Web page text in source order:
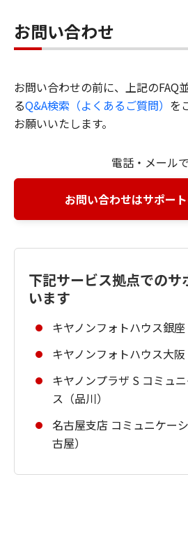
お問い合わせ
お問い合わせの前に、上記のFAQ
るQ&A検索（よくあるご質問） を
お願いいたします。
電話・メール
お問い合わせはサポー
下記サービス拠点でのサ
います
キヤノンフォトハウス銀座
キヤノンフォトハウス大阪
キヤノンプラザ S コミュ
ス（品川）
名古屋支店 コミュニケー
古屋）